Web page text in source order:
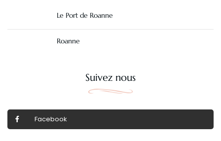
Le Port de Roanne
Roanne
Suivez nous
Facebook